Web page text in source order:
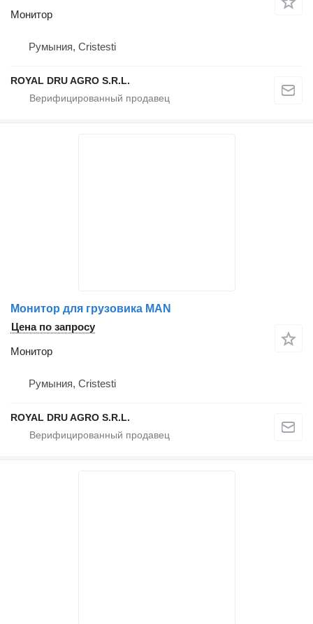
Монитор
Румыния, Cristesti
ROYAL DRU AGRO S.R.L.
Монитор для грузовика MAN
Цена по запросу
Монитор
Румыния, Cristesti
ROYAL DRU AGRO S.R.L.